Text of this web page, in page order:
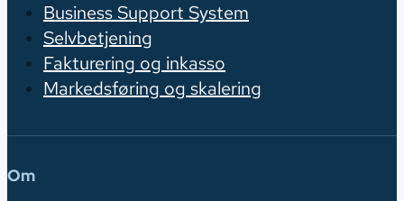
Business Support System
Selvbetjening
Fakturering og inkasso
Markedsføring og skalering
Om